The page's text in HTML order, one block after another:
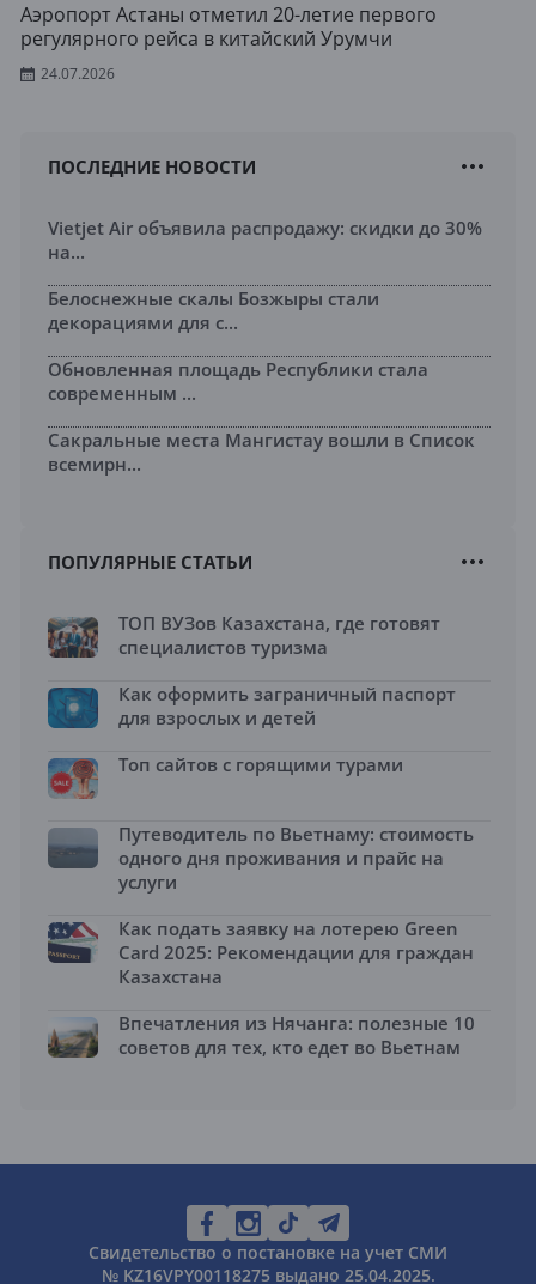
Аэропорт Астаны отметил 20-летие первого
регулярного рейса в китайский Урумчи
24.07.2026
ПОСЛЕДНИЕ НОВОСТИ
Vietjet Air объявила распродажу: скидки до 30%
на...
Белоснежные скалы Бозжыры стали
декорациями для с...
Обновленная площадь Республики стала
современным ...
Сакральные места Мангистау вошли в Список
всемирн...
ПОПУЛЯРНЫЕ СТАТЬИ
ТОП ВУЗов Казахстана, где готовят
специалистов туризма
Как оформить заграничный паспорт
для взрослых и детей
Топ сайтов с горящими турами
Путеводитель по Вьетнаму: стоимость
одного дня проживания и прайс на
услуги
Как подать заявку на лотерею Green
Card 2025: Рекомендации для граждан
Казахстана
Впечатления из Нячанга: полезные 10
советов для тех, кто едет во Вьетнам
Свидетельство о постановке на учет СМИ
№ KZ16VPY00118275 выдано 25.04.2025.